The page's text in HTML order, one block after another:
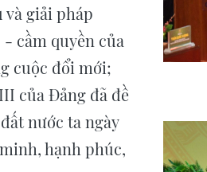
và giải pháp
cầm quyền của
cuộc đổi mới;
của Đảng đã đề
nước ta ngày
hạnh phúc,